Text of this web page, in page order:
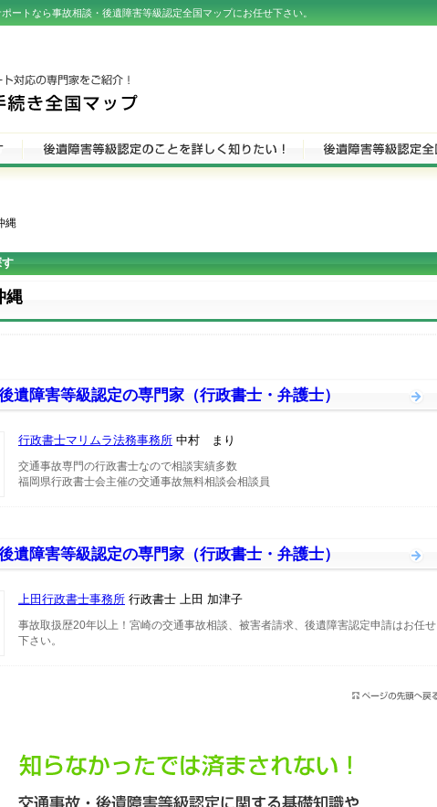
ートなら事故相談・後遺障害等級認定全国マップにお任せ下さい。
縄
縄
遺障害等級認定の専門家（行政書士・弁護士）
行政書士マリムラ法務事務所 中村 まり
交通事故専門の行政書士なので相談実績多数
福岡県行政書士会主催の交通事故無料相談会相談員
遺障害等級認定の専門家（行政書士・弁護士）
上田行政書士事務所 行政書士 上田 加津子
事故取扱歴20年以上！宮崎の交通事故相談、被害者請求、後遺障害認定申請はお任せ
下さい。